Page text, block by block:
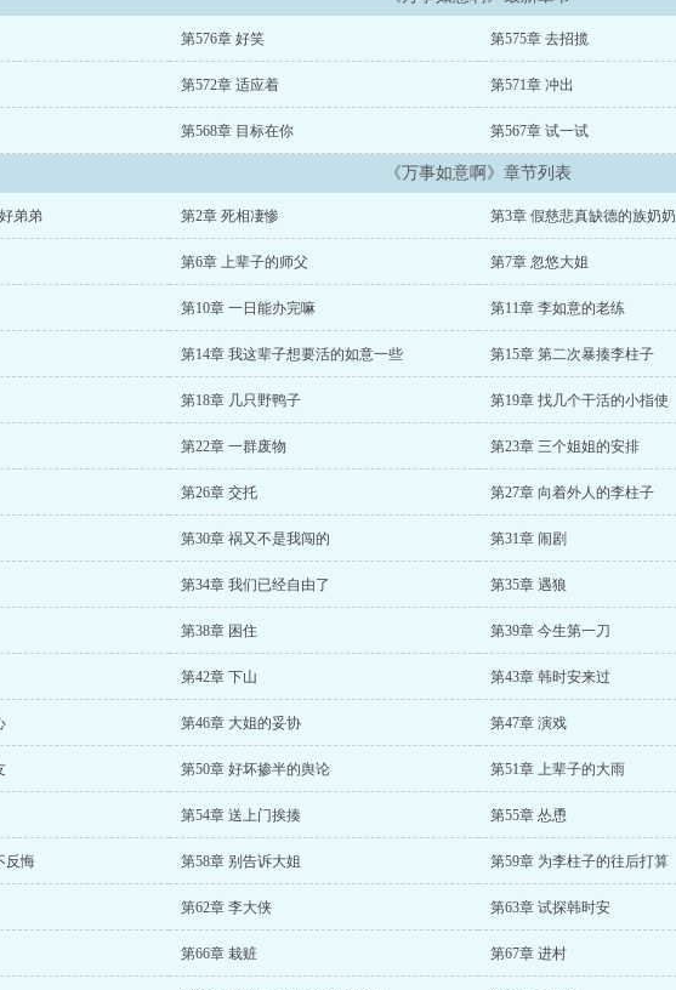
第576章 好笑 第575章 去招揽
第572章 适应着 第571章 冲出
第568章 目标在你 第567章 试一试
《万事如意啊》章节列表
弟弟 第2章 死相凄惨 第3章 假慈悲真缺德的族奶奶
第6章 上辈子的师父 第7章 忽悠大姐
第10章 一日能办完嘛 第11章 李如意的老练
第14章 我这辈子想要活的如意一些 第15章 第二次暴揍李柱子
第18章 几只野鸭子 第19章 找几个干活的小指使
第22章 一群废物 第23章 三个姐姐的安排
第26章 交托 第27章 向着外人的李柱子
第30章 祸又不是我闯的 第31章 闹剧
第34章 我们已经自由了 第35章 遇狼
第38章 困住 第39章 今生第一刀
第42章 下山 第43章 韩时安来过
第46章 大姐的妥协 第47章 演戏
第50章 好坏掺半的舆论 第51章 上辈子的大雨
第54章 送上门挨揍 第55章 怂恿
反悔 第58章 别告诉大姐 第59章 为李柱子的往后打算
第62章 李大侠 第63章 试探韩时安
第66章 栽赃 第67章 进村